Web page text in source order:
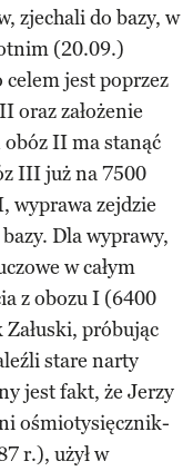
zjechali do bazy, w
(20.09.)
jest poprzez
oraz założenie
obóz II ma stanąć
III już na 7500
wyprawa zejdzie
Dla wyprawy,
w całym
z obozu I (6400
próbując
stare narty
jest fakt, że Jerzy
ośmiotysięcznik-
r.), użył w